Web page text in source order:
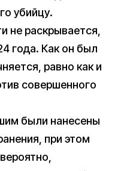
убийцу.
не раскрывается,
года. Как он был
равно как и
совершенного
были нанесены
при этом